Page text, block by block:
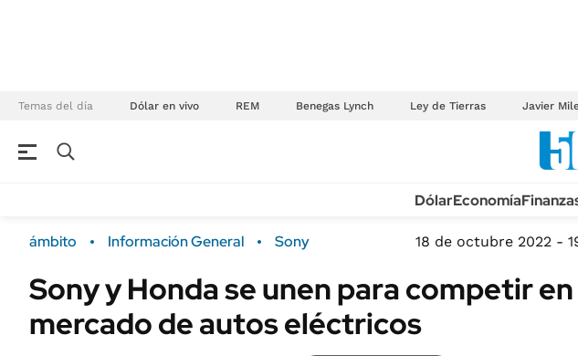
Temas del día Dólar en vivo REM Benegas Lynch Ley de Tierras Javier
Campo
FINANZAS
Real Estate
Sustentabilidad
TECNOLOGÍA
MÉXICO
MUNDO
DólarEconomía
ámbito Información General Sony 18 de octubre 2022 -
Sony y Honda se unen para competir
mercado de autos eléctricos